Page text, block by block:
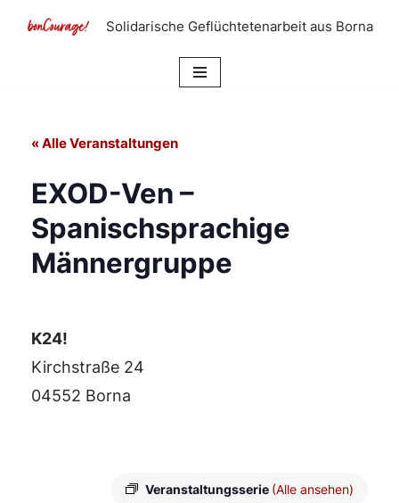
Solidarische Geflüchtetenarbeit aus Borna
« Alle Veranstaltungen
EXOD-Ven –
Spanischsprachige
Männergruppe
K24!
Kirchstraße 24
04552 Borna
Veranstaltungsserie (Alle ansehen)